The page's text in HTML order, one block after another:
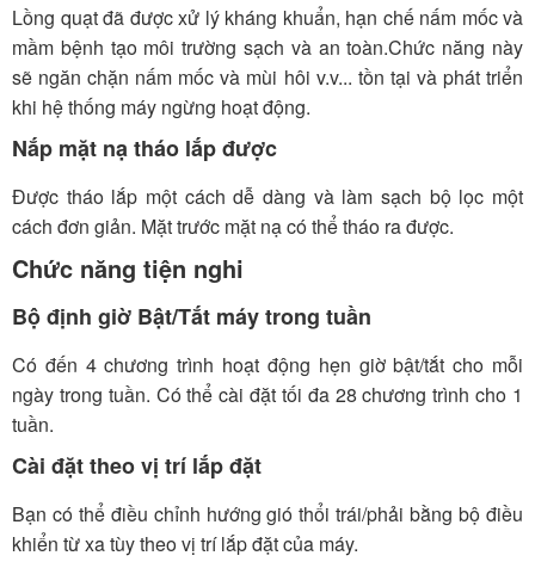
Lồng quạt đã được xử lý kháng khuẩn, hạn chế nấm mốc và
mầm bệnh tạo môi trường sạch và an toàn.Chức năng này
sẽ ngăn chặn nấm mốc và mùi hôi v.v... tồn tại và phát triển
khi hệ thống máy ngừng hoạt động.
Nắp mặt nạ tháo lắp được
Được tháo lắp một cách dễ dàng và làm sạch bộ lọc một
cách đơn giản. Mặt trước mặt nạ có thể tháo ra được.
Chức năng tiện nghi
Bộ định giờ Bật/Tắt máy trong tuần
Có đến 4 chương trình hoạt động hẹn giờ bật/tắt cho mỗi
ngày trong tuần. Có thể cài đặt tối đa 28 chương trình cho 1
tuần.
Cài đặt theo vị trí lắp đặt
Bạn có thể điều chỉnh hướng gió thổi trái/phải bằng bộ điều
khiển từ xa tùy theo vị trí lắp đặt của máy.